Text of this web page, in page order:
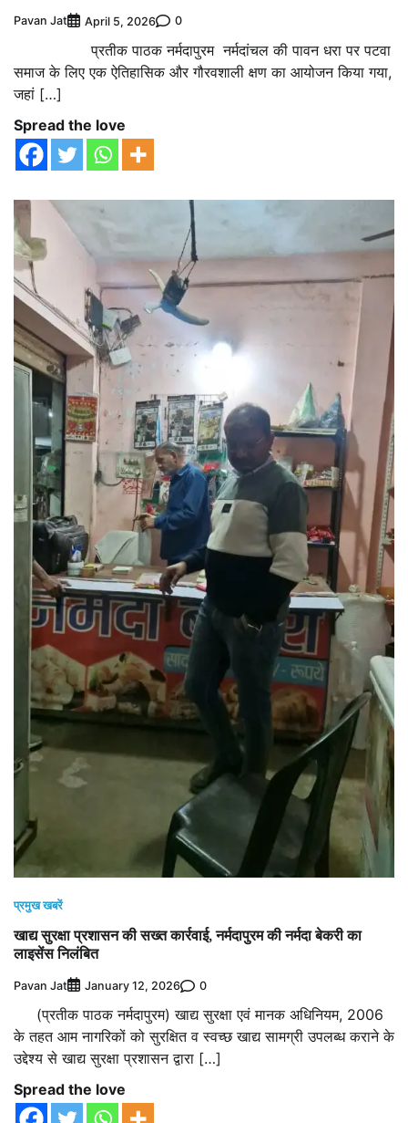
Pavan Jat April 5, 2026 0
प्रतीक पाठक नर्मदापुरम नर्मदांचल की पावन धरा पर पटवा
समाज के लिए एक ऐतिहासिक और गौरवशाली क्षण का आयोजन किया गया,
जहां […]
Spread the love
प्रमुख खबरें
खाद्य सुरक्षा प्रशासन की सख्त कार्रवाई, नर्मदापुरम की नर्मदा बेकरी का
लाइसेंस निलंबित
Pavan Jat January 12, 2026 0
(प्रतीक पाठक नर्मदापुरम) खाद्य सुरक्षा एवं मानक अधिनियम, 2006
के तहत आम नागरिकों को सुरक्षित व स्वच्छ खाद्य सामग्री उपलब्ध कराने के
उद्देश्य से खाद्य सुरक्षा प्रशासन द्वारा […]
Spread the love